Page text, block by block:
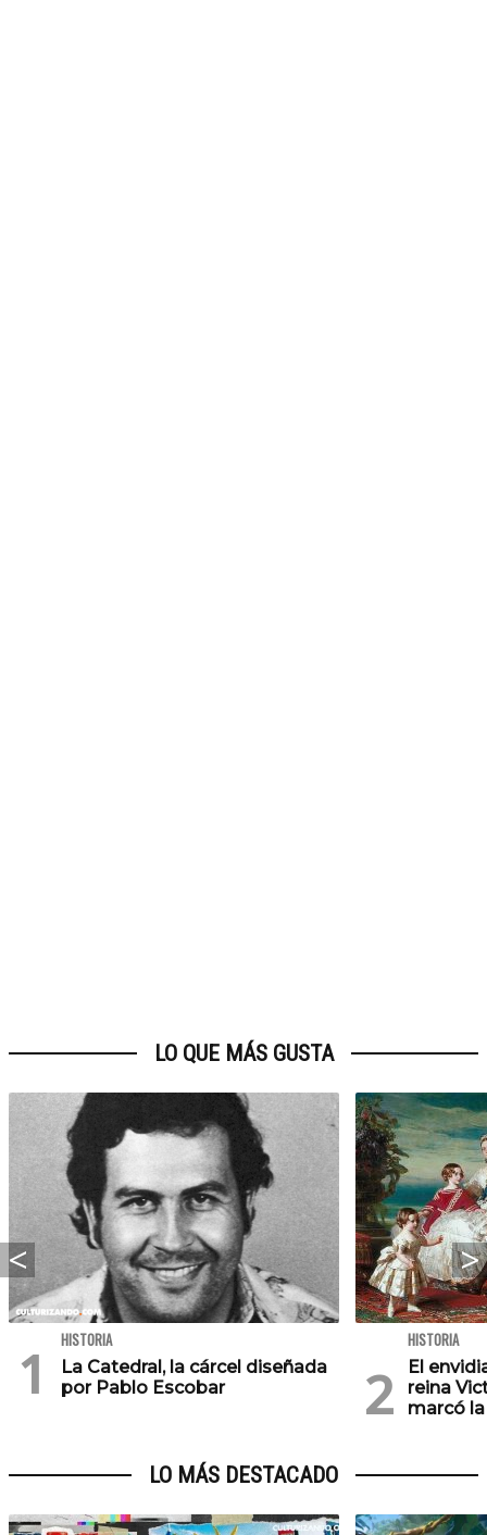
LO QUE MÁS GUSTA
HISTORIA
La Catedral, la cárcel diseñada
por Pablo Escobar
HISTORIA
El
reina
marcó
LO MÁS DESTACADO